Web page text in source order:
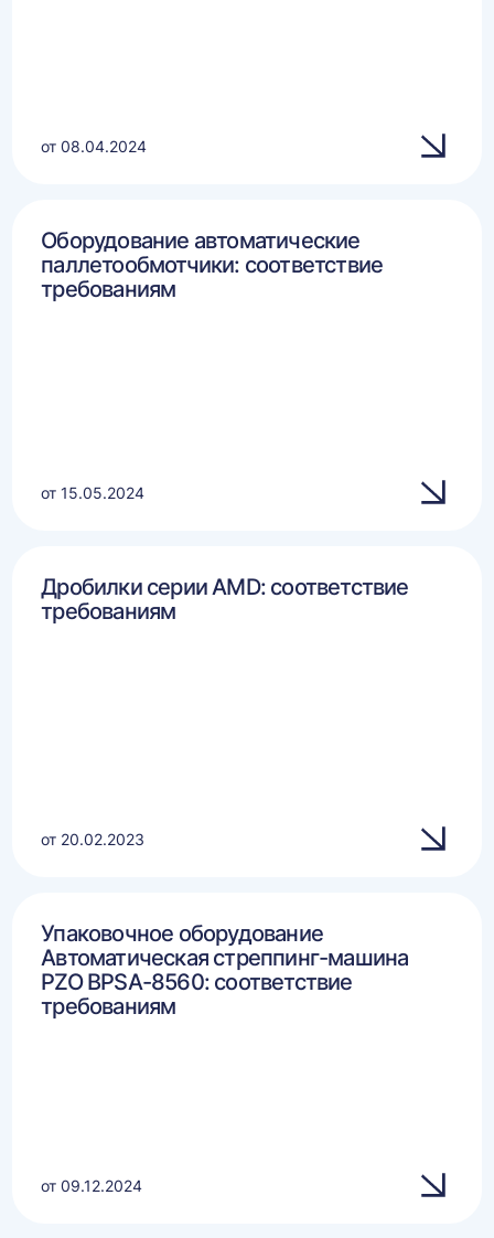
от 08.04.2024
Оборудование автоматические
паллетообмотчики: соответствие
требованиям
от 15.05.2024
Дробилки серии AMD: соответствие
требованиям
от 20.02.2023
Упаковочное оборудование
Автоматическая стреппинг-машина
PZO BPSA-8560: соответствие
требованиям
от 09.12.2024